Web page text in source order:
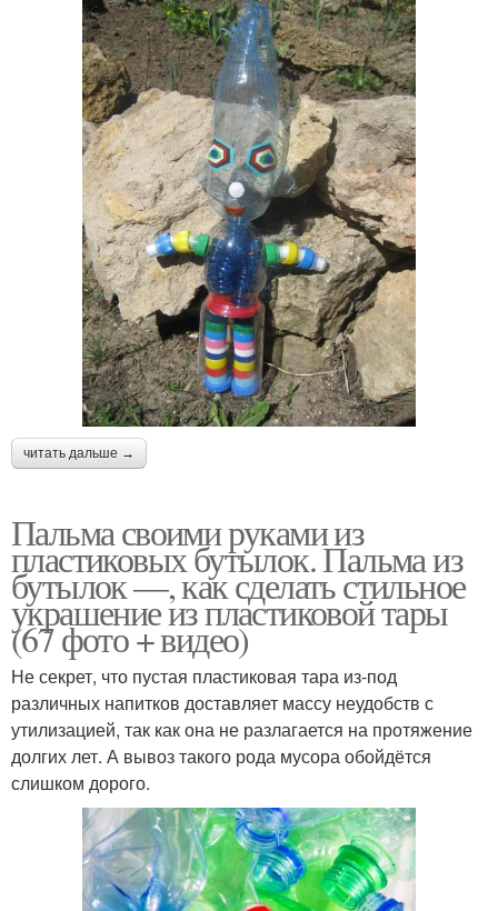
читать дальше →
Пальма своими руками из
пластиковых бутылок. Пальма из
бутылок —, как сделать стильное
украшение из пластиковой тары
(67 фото + видео)
Не секрет, что пустая пластиковая тара из-под
различных напитков доставляет массу неудобств с
утилизацией, так как она не разлагается на протяжение
долгих лет. А вывоз такого рода мусора обойдётся
слишком дорого.